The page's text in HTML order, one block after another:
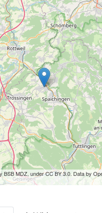
MDZ, under CC BY 3.0. Data by